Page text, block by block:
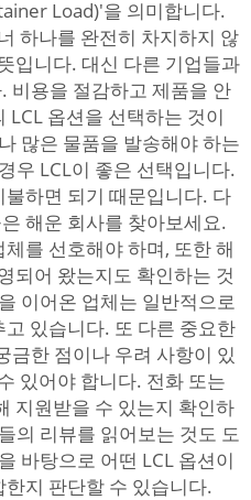
Load)'을 의미합니다.
하나를 완전히 차지하지 않
입니다. 대신 다른 기업들과
비용을 절감하고 제품을 안
LCL 옵션을 선택하는 것이
많은 물품을 발송해야 하는
우 LCL이 좋은 선택입니다.
하면 되기 때문입니다. 다
해운 회사를 찾아보세요.
를 선호해야 하며, 또한 해
되어 왔는지도 확인하는 것
이어온 업체는 일반적으로
있습니다. 또 다른 중요한
금한 점이나 우려 사항이 있
있어야 합니다. 전화 또는
지원받을 수 있는지 확인하
의 리뷰를 읽어보는 것도 도
바탕으로 어떤 LCL 옵션이
지 판단할 수 있습니다.